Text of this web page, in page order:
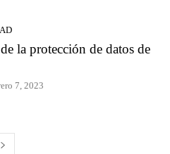
la protección de datos de
7, 2023